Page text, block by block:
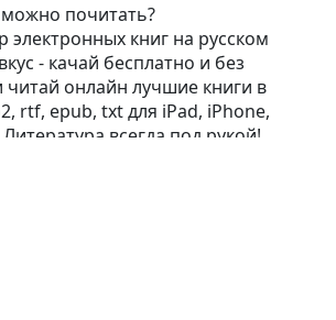
почитать?
книг на русском
- качай бесплатно и без
читай онлайн лучшие книги в
rtf, epub, txt для iPad, iPhone,
всегда под рукой!